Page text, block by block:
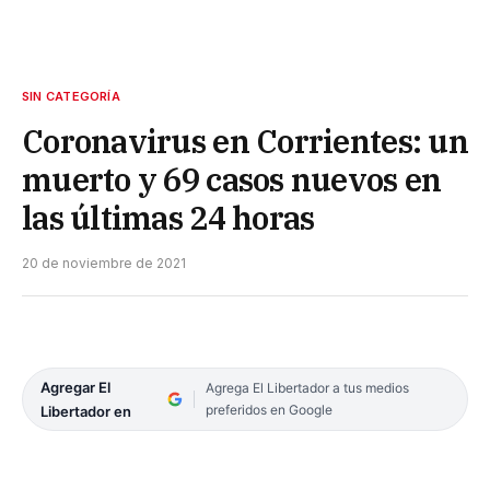
SIN CATEGORÍA
Coronavirus en Corrientes: un
muerto y 69 casos nuevos en
las últimas 24 horas
20 de noviembre de 2021
Agregar El
Libertador en
Agrega El Libertador a tus medios
preferidos en Google